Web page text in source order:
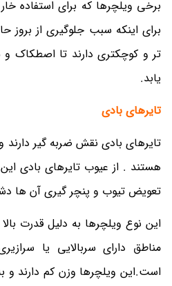
برخی ویلچرها که برای استفاده
برای اینکه سبب جلوگیری از بروز
تر و کوچکتری دارند تا اصطکاک
یابد.
تایرهای بادی
تایرهای بادی نقش ضربه گیر دارند
هستند . از عیوب تایرهای بادی
تعویض تیوب و پنچر گیری آن ها
این نوع ویلچرها به دلیل قدرت
مناطق دارای سربالایی یا
است.این ویلچرها وزن کم دارند و